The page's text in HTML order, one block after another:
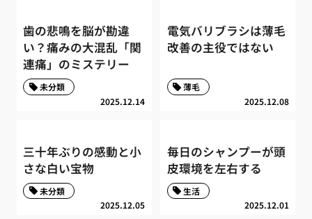
歯の悲鳴を脳が勘違
い？痛みの大混乱「関
連痛」のミステリー
2025.12.14
未分類
電気バリブラシは薄毛
改善の主役ではない
2025.12.08
薄毛
三十年ぶりの感動と小
さな白い宝物
2025.12.05
未分類
毎日のシャンプーが頭
皮環境を左右する
2025.12.01
生活